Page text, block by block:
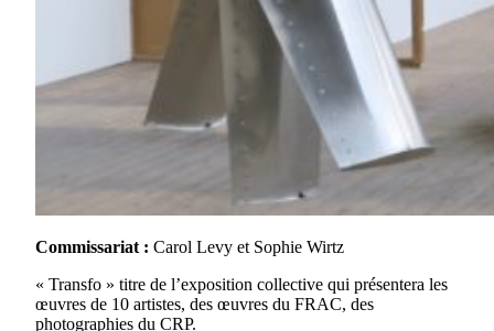
Commissariat : Carol Levy et Sophie Wirtz
« Transfo » titre de l’exposition collective qui présentera les
œuvres de 10 artistes, des œuvres du FRAC, des
photographies du CRP.